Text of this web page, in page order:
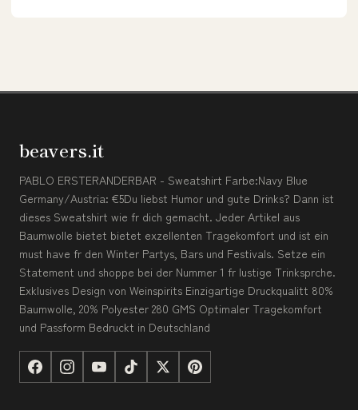
beavers.it
PABLO ERSTERANDERBAR - Sweatshirt Farbe:Navy Blue
Germany/Austria: €5Du liebst Humor und gute Drinks? Dann ist
dieses Sweatshirt wie fr dich gemacht. Jeder Artikel aus
Baumwolle bietet bietet exzellenten Tragekomfort und ist ein
must have fr den Winter Partys, Bars und Festivals. Setze ein
Statement und shoppe bei der Nummer 1 fr lustige Trinksprche.
Exklusives Design von Weinspirits Einzigartige Druckqualitt 80%
Baumwolle, 20% Polyester 280 GMS Optimaler Tragekomfort
und Passform Bedruckt in Deutschland